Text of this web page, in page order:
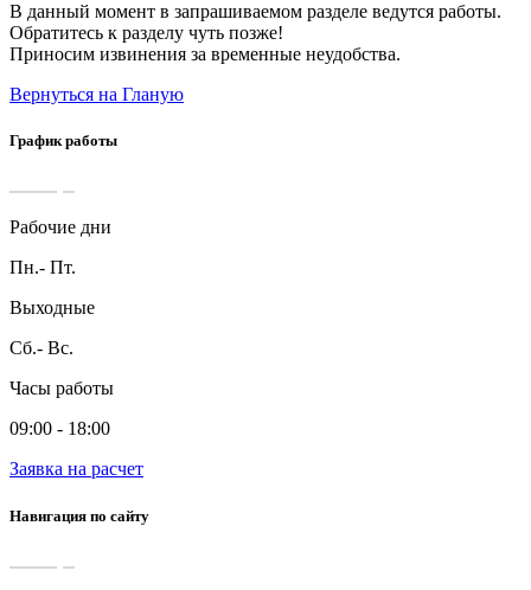
В данный момент в запрашиваемом разделе ведутся работы.
Обратитесь к разделу чуть позже!
Приносим извинения за временные неудобства.
Вернуться на Гланую
График работы
Рабочие дни
Пн.- Пт.
Выходные
Сб.- Вс.
Часы работы
09:00 - 18:00
Заявка на расчет
Навигация по сайту